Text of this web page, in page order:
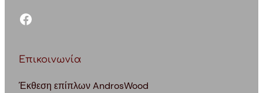
facebook
Επικοινωνία
Έκθεση επίπλων AndrosWood